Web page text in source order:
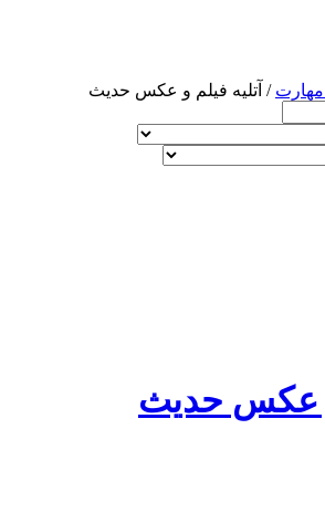
/ آتلیه فیلم و عکس حدیث
و عکس حدیث